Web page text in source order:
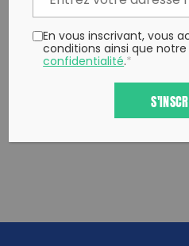
PARTAGER CET
Copy to clipboard
En vous inscrivant, vous
conditions ainsi que
confidentialité.*